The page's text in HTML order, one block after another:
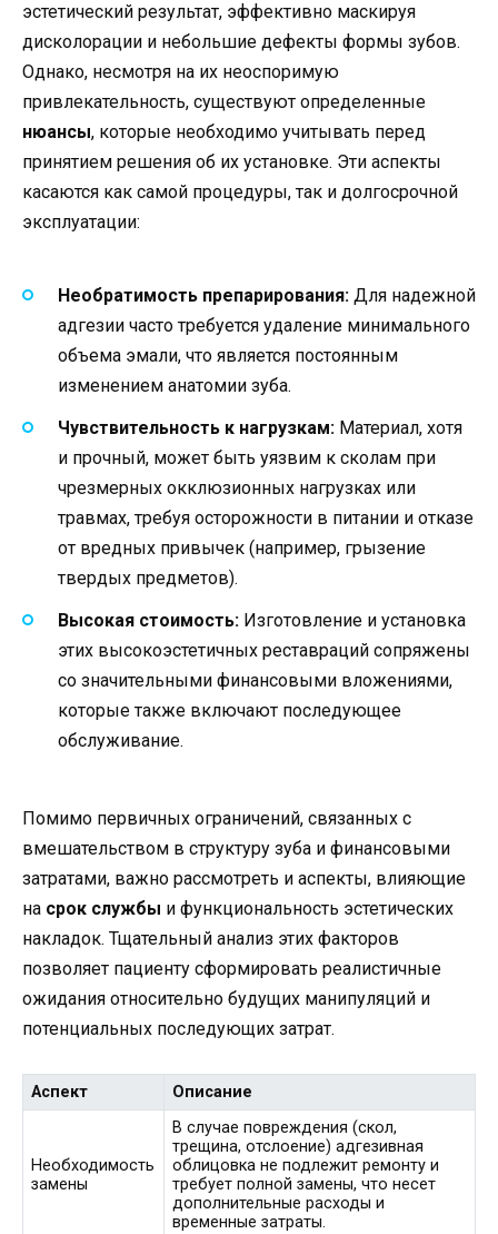
эстетический результат, эффективно маскируя
дисколорации и небольшие дефекты формы зубов.
Однако, несмотря на их неоспоримую
привлекательность, существуют определенные
нюансы, которые необходимо учитывать перед
принятием решения об их установке. Эти аспекты
касаются как самой процедуры, так и долгосрочной
эксплуатации:
Необратимость препарирования: Для надежной
адгезии часто требуется удаление минимального
объема эмали, что является постоянным
изменением анатомии зуба.
Чувствительность к нагрузкам: Материал, хотя
и прочный, может быть уязвим к сколам при
чрезмерных окклюзионных нагрузках или
травмах, требуя осторожности в питании и отказе
от вредных привычек (например, грызение
твердых предметов).
Высокая стоимость: Изготовление и установка
этих высокоэстетичных реставраций сопряжены
со значительными финансовыми вложениями,
которые также включают последующее
обслуживание.
Помимо первичных ограничений, связанных с
вмешательством в структуру зуба и финансовыми
затратами, важно рассмотреть и аспекты, влияющие
на срок службы и функциональность эстетических
накладок. Тщательный анализ этих факторов
позволяет пациенту сформировать реалистичные
ожидания относительно будущих манипуляций и
потенциальных последующих затрат.
Аспект Описание
Необходимость
замены
В случае повреждения (скол,
трещина, отслоение) адгезивная
облицовка не подлежит ремонту и
требует полной замены, что несет
дополнительные расходы и
временные затраты.